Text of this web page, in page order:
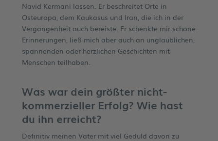
Navid Kermani lassen. Er beschreitet Orte in
Osteuropa, dem Kaukasus und Iran, die ich in der
Vergangenheit auch bereiste. Er schenkte mir schöne
Erinnerungen, ließ mich aber auch an unglaublichen,
spannenden oder herzlichen Geschichten mit
Menschen teilhaben.
Was war dein größter nicht-
kommerzieller Erfolg? Wie hast
du ihn erreicht?
Definitiv meinen Vater mit viel Geduld davon zu